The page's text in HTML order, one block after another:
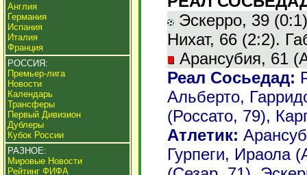
Англия
Германия
Испания
Италия
Франция
РОССИЯ:
Премьер-лига
Новости
Календарь
Трансферы
Первый Дивизион
Дублеры
Кубок России
РАЗНОЕ:
Мировые Новости
Рейтинг ФИФА
Эскерро, 39
Нихат, 66 (2:2).
Арансубия, 61
Реал Сосьедад:
Альберто,
(Россато, 79),
Атлетик:
Гурпеги, Ираола